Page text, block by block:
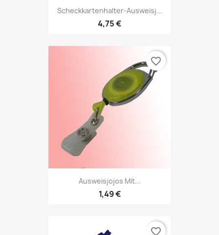
Scheckkartenhalter-Ausweisj...
4,75 €
Ausweisjojos Mit...
1,49 €
favorite_border
favorite_border